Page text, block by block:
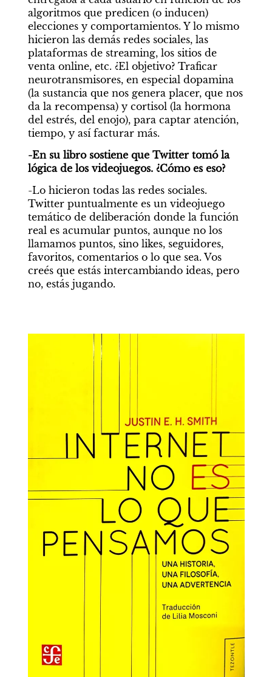
LA ÉPOCA
El carro que no para
Por Juan José Becerra
Pequeño tratado sobre los
algoritmos que predicen (o inducen)
elecciones y comportamientos. Y lo mismo
hicieron las demás redes sociales, las
plataformas de streaming, los sitios de
venta online, etc. ¿El objetivo? Traficar
neurotransmisores, en especial dopamina
(la sustancia que nos genera placer, que nos
da la recompensa) y cortisol (la hormona
del estrés, del enojo), para captar atención,
tiempo, y así facturar más.
-En su libro sostiene que Twitter tomó la
lógica de los videojuegos. ¿Cómo es eso?
-Lo hicieron todas las redes sociales.
Twitter puntualmente es un videojuego
temático de deliberación donde la función
real es acumular puntos, aunque no los
llamamos puntos, sino likes, seguidores,
favoritos, comentarios o lo que sea. Vos
creés que estás intercambiando ideas, pero
no, estás jugando.